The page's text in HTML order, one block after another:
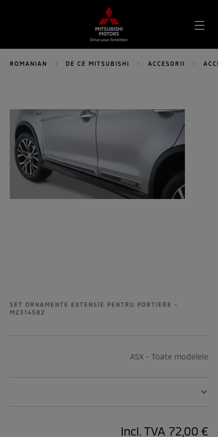
ROMANIAN DE CE MITSUBISHI ACCESORII
SET ORNAMENTE EXTENSIE PENTRU PORTIERE -
MZ314582
ASX - Toate modelele
Incl. TVA 72,00 €